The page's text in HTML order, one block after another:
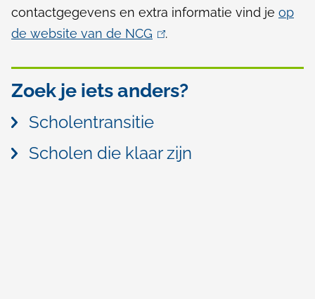
contactgegevens en extra informatie vind je op
de website van de NCG
n
k
s
.
Zoek je iets anders?
Scholentransitie
Scholen die klaar zijn